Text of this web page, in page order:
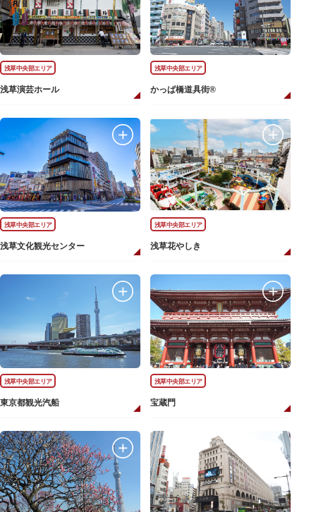
浅草中央部エリア
浅草演芸ホール
浅草中央部エリア
かっぱ橋道具街®
浅草中央部エリア
浅草文化観光センター
浅草中央部エリア
浅草花やしき
浅草中央部エリア
東京都観光汽船
浅草中央部エリア
宝蔵門